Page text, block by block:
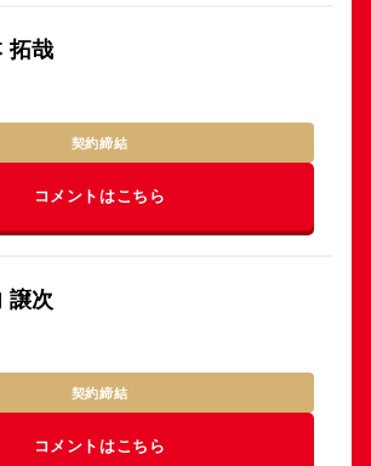
拓哉
契約締結
コメントはこちら
譲次
契約締結
コメントはこちら